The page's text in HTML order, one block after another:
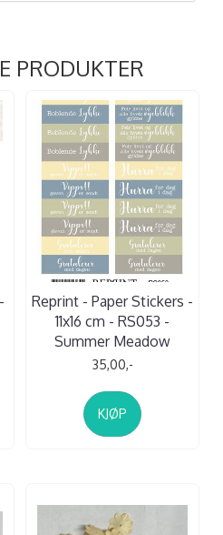
PRODUKTER
Reprint - Paper Stickers -
11x16 cm - RS053 -
Summer Meadow
35,00,-
KJØP